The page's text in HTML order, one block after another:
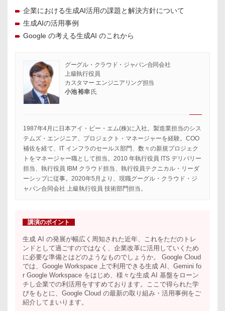
企業における生成AI活用の課題と解決方針について
生成AIの活用事例
Google の考える生成AI のこれから
グーグル・クラウド・ジャパン合同会社
上級執行役員
カスタマー エンジニアリング担当
小池 裕幸氏
1987年4月に日本アイ・ビー・エム(株)に入社。製造業担当のシス
テムズ・エンジニア、プロジェクト・マネージャーを経験。COO
補佐を経て、IT インフラのセールス部門、数々の新規プロジェク
トをマネージャー職として担当。2010 年執行役員 ITS デリバリー
担当、執行役員 IBM クラウド担当、執行役員テクニカル・リーダ
ーシップに従事。2020年5月より、現職グーグル・クラウド・ジ
ャパン合同会社 上級執行役員 技術部門担当。
講演のポイント
生成 AI の発展が幅広く周知された近年、これをただのトレ
ンドとして過ごすのではなく、企業改革に活用していくため
に必要な準備とはどのようなものでしょうか。 Google Cloud
では、Google Workspace 上で利用できる生成 AI、Gemini fo
r Google Workspace をはじめ、様々な生成 AI 基盤をローン
チし企業での利活用をすすめております。ここで得られた学
びをもとに、Google Cloud の最新の取り組み・活用事例をご
紹介してまいります。